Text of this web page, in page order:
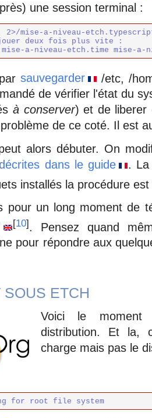
une session terminal :
2>/mise-a-niveau-
deux fois plus vite :
a-niveau-etch.time mise-a-
sauvegarder
/etc, /
de vérifier l'état du
à conserver) et de liberer
de ce coté. Il est
alors débuter. On
dans le guide
. La
installés la procédure
pour un long moment de
[10]
. Pensez quand
pour répondre aux
ETCH
Voici le moment
distribution. Et la,
charge mais pas le
for root file system